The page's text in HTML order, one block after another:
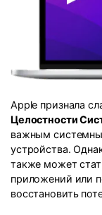
Apple признала
Целостности
важным
устройства.
также может
приложений или
восстановить